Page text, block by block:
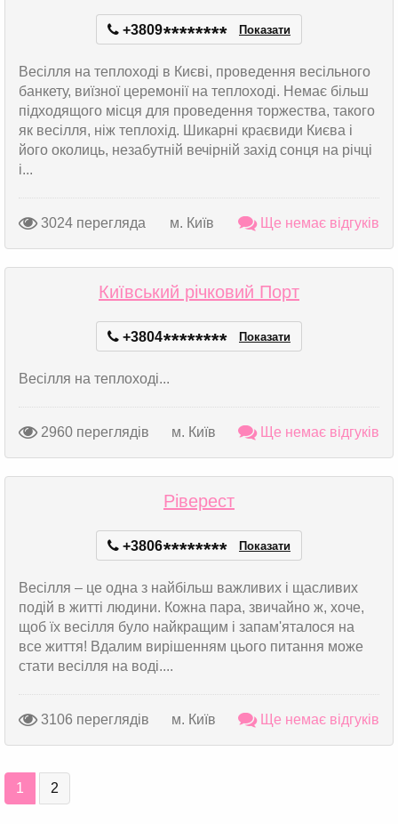
+3809******** Показати
Весілля на теплоході в Києві, проведення весільного
банкету, виїзної церемонії на теплоході. Немає більш
підходящого місця для проведення торжества, такого
як весілля, ніж теплохід. Шикарні краєвиди Києва і
його околиць, незабутній вечірній захід сонця на річці
і...
3024 перегляда м. Київ Ще немає відгуків
Київський річковий Порт
+3804******** Показати
Весілля на теплоході...
2960 переглядів м. Київ Ще немає відгуків
Ріверест
+3806******** Показати
Весілля – це одна з найбільш важливих і щасливих
подій в житті людини. Кожна пара, звичайно ж, хоче,
щоб їх весілля було найкращим і запам'яталося на
все життя! Вдалим вирішенням цього питання може
стати весілля на воді....
3106 переглядів м. Київ Ще немає відгуків
1 2